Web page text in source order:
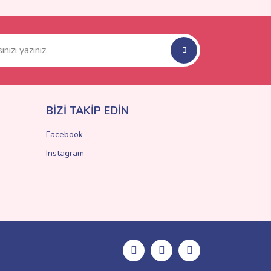
BİZİ TAKİP EDİN
Facebook
Instagram